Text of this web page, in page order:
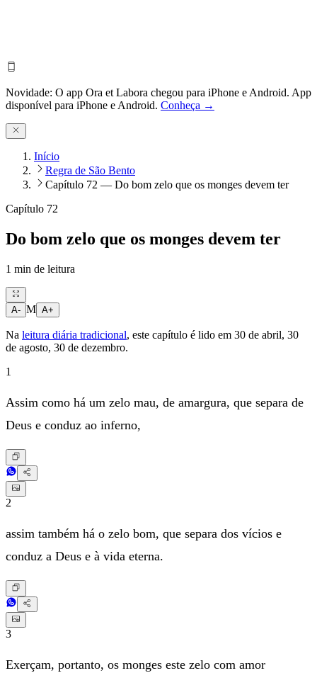
Novidade: O app Ora et Labora chegou para iPhone e Android. App
disponível para iPhone e Android. Conheça →
Início
Regra de São Bento
Capítulo 72 — Do bom zelo que os monges devem ter
Capítulo 72
Do bom zelo que os monges devem ter
1 min de leitura
A- M A+
Na leitura diária tradicional, este capítulo é lido em 30 de abril, 30
de agosto, 30 de dezembro.
1
Assim como há um zelo mau, de amargura, que separa de
Deus e conduz ao inferno,
2
assim também há o zelo bom, que separa dos vícios e
conduz a Deus e à vida eterna.
3
Exerçam, portanto, os monges este zelo com amor